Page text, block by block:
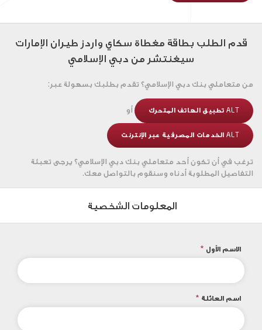
قدم الطلب بطاقة مغطاة سكاي واردز طيران الإمارات
سيغنتشر من دبي الإسلامي
من متعاملي بنك دبي الإسلامي؟ تقدم بطلبك بسهولة عبر:
ALT تطبيق الهاتف المتحرك أو
ALT الخدمات المصرفية عبر الإنترنت
ترغب في أن تكون أحد متعاملي بنك دبي الإسلامي؟ يرجى تعبئة
التفاصيل المطلوبة أدناه وسنقوم بالتواصل معك.
المعلومات الشخصية
الاسم الأول *
اسم العائلة *